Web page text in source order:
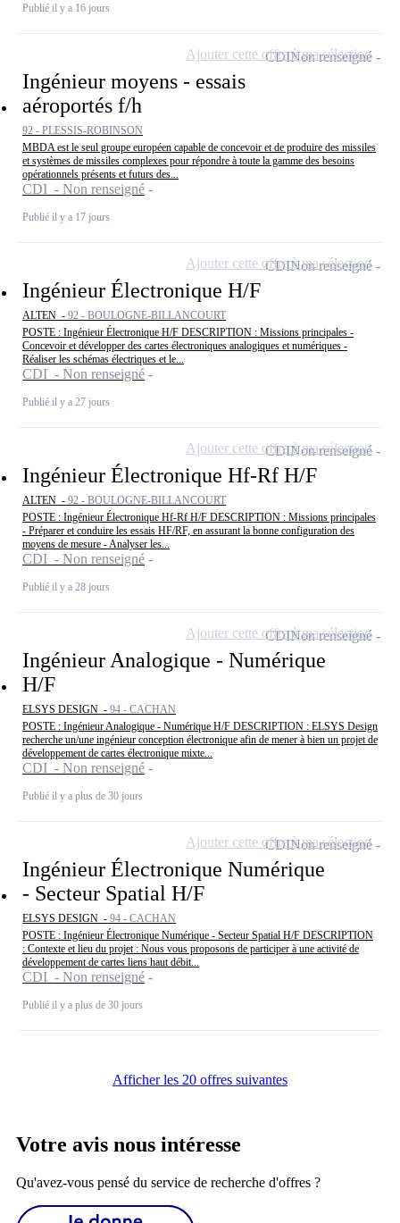
Publié il y a 16 jours
Ingénieur moyens - essais
aéroportés f/h
92 - PLESSIS-ROBINSON
MBDA est le seul groupe européen capable de concevoir et de produire des missiles
et systèmes de missiles complexes pour répondre à toute la gamme des besoins
opérationnels présents et futurs des...
CDI - Non renseigné
Publié il y a 17 jours
CDINon renseigné
Ajouter cette offre à ma sélection
Ingénieur Électronique H/F
ALTEN - 92 - BOULOGNE-BILLANCOURT
POSTE : Ingénieur Électronique H/F DESCRIPTION : Missions principales -
Concevoir et développer des cartes électroniques analogiques et numériques -
Réaliser les schémas électriques et le...
CDI - Non renseigné
Publié il y a 27 jours
CDINon renseigné
Ajouter cette offre à ma sélection
Ingénieur Électronique Hf-Rf H/F
ALTEN - 92 - BOULOGNE-BILLANCOURT
POSTE : Ingénieur Électronique Hf-Rf H/F DESCRIPTION : Missions principales
- Préparer et conduire les essais HF/RF, en assurant la bonne configuration des
moyens de mesure - Analyser les...
CDI - Non renseigné
Publié il y a 28 jours
CDINon renseigné
Ajouter cette offre à ma sélection
Ingénieur Analogique - Numérique
H/F
ELSYS DESIGN - 94 - CACHAN
POSTE : Ingénieur Analogique - Numérique H/F DESCRIPTION : ELSYS Design
recherche un/une ingénieur conception électronique afin de mener à bien un projet de
développement de cartes électronique mixte...
CDI - Non renseigné
Publié il y a plus de 30 jours
CDINon renseigné
Ajouter cette offre à ma sélection
Ingénieur Électronique Numérique
- Secteur Spatial H/F
ELSYS DESIGN - 94 - CACHAN
POSTE : Ingénieur Électronique Numérique - Secteur Spatial H/F DESCRIPTION
: Contexte et lieu du projet : Nous vous proposons de participer à une activité de
développement de cartes liens haut débit...
CDI - Non renseigné
Publié il y a plus de 30 jours
CDINon renseigné
Ajouter cette offre à ma sélection
Afficher les 20 offres suivantes
Votre avis nous intéresse
Qu'avez-vous pensé du service de recherche d'offres ?